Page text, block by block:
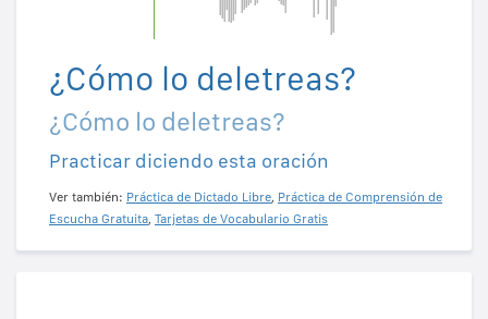
¿Cómo lo deletreas?
¿Cómo lo deletreas?
Practicar diciendo esta oración
Ver también: Práctica de Dictado Libre, Práctica de Comprensión de
Escucha Gratuita, Tarjetas de Vocabulario Gratis